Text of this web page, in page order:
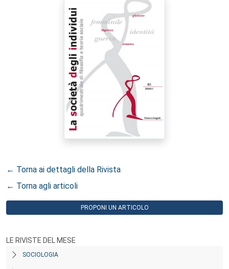
← Torna ai dettagli della Rivista
← Torna agli articoli
PROPONI UN ARTICOLO
LE RIVISTE DEL MESE
SOCIOLOGIA